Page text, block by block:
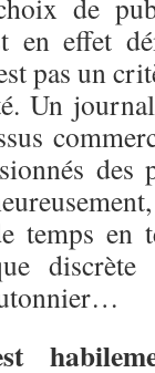
de
en effet
pas un
Un
des
temps en